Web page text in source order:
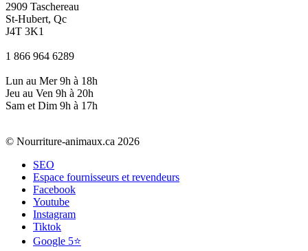
2909 Taschereau
St-Hubert, Qc
J4T 3K1
1 866 964 6289
Lun au Mer 9h à 18h
Jeu au Ven 9h à 20h
Sam et Dim 9h à 17h
© Nourriture-animaux.ca 2026
SEO
Espace fournisseurs et revendeurs
Facebook
Youtube
Instagram
Tiktok
Google 5⭐